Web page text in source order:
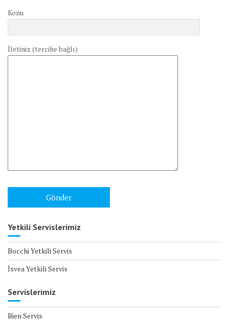
Konu
İletiniz (tercihe bağlı)
Yetkili Servislerimiz
Bocchi Yetkili Servis
İsvea Yetkili Servis
Servislerimiz
Bien Servis